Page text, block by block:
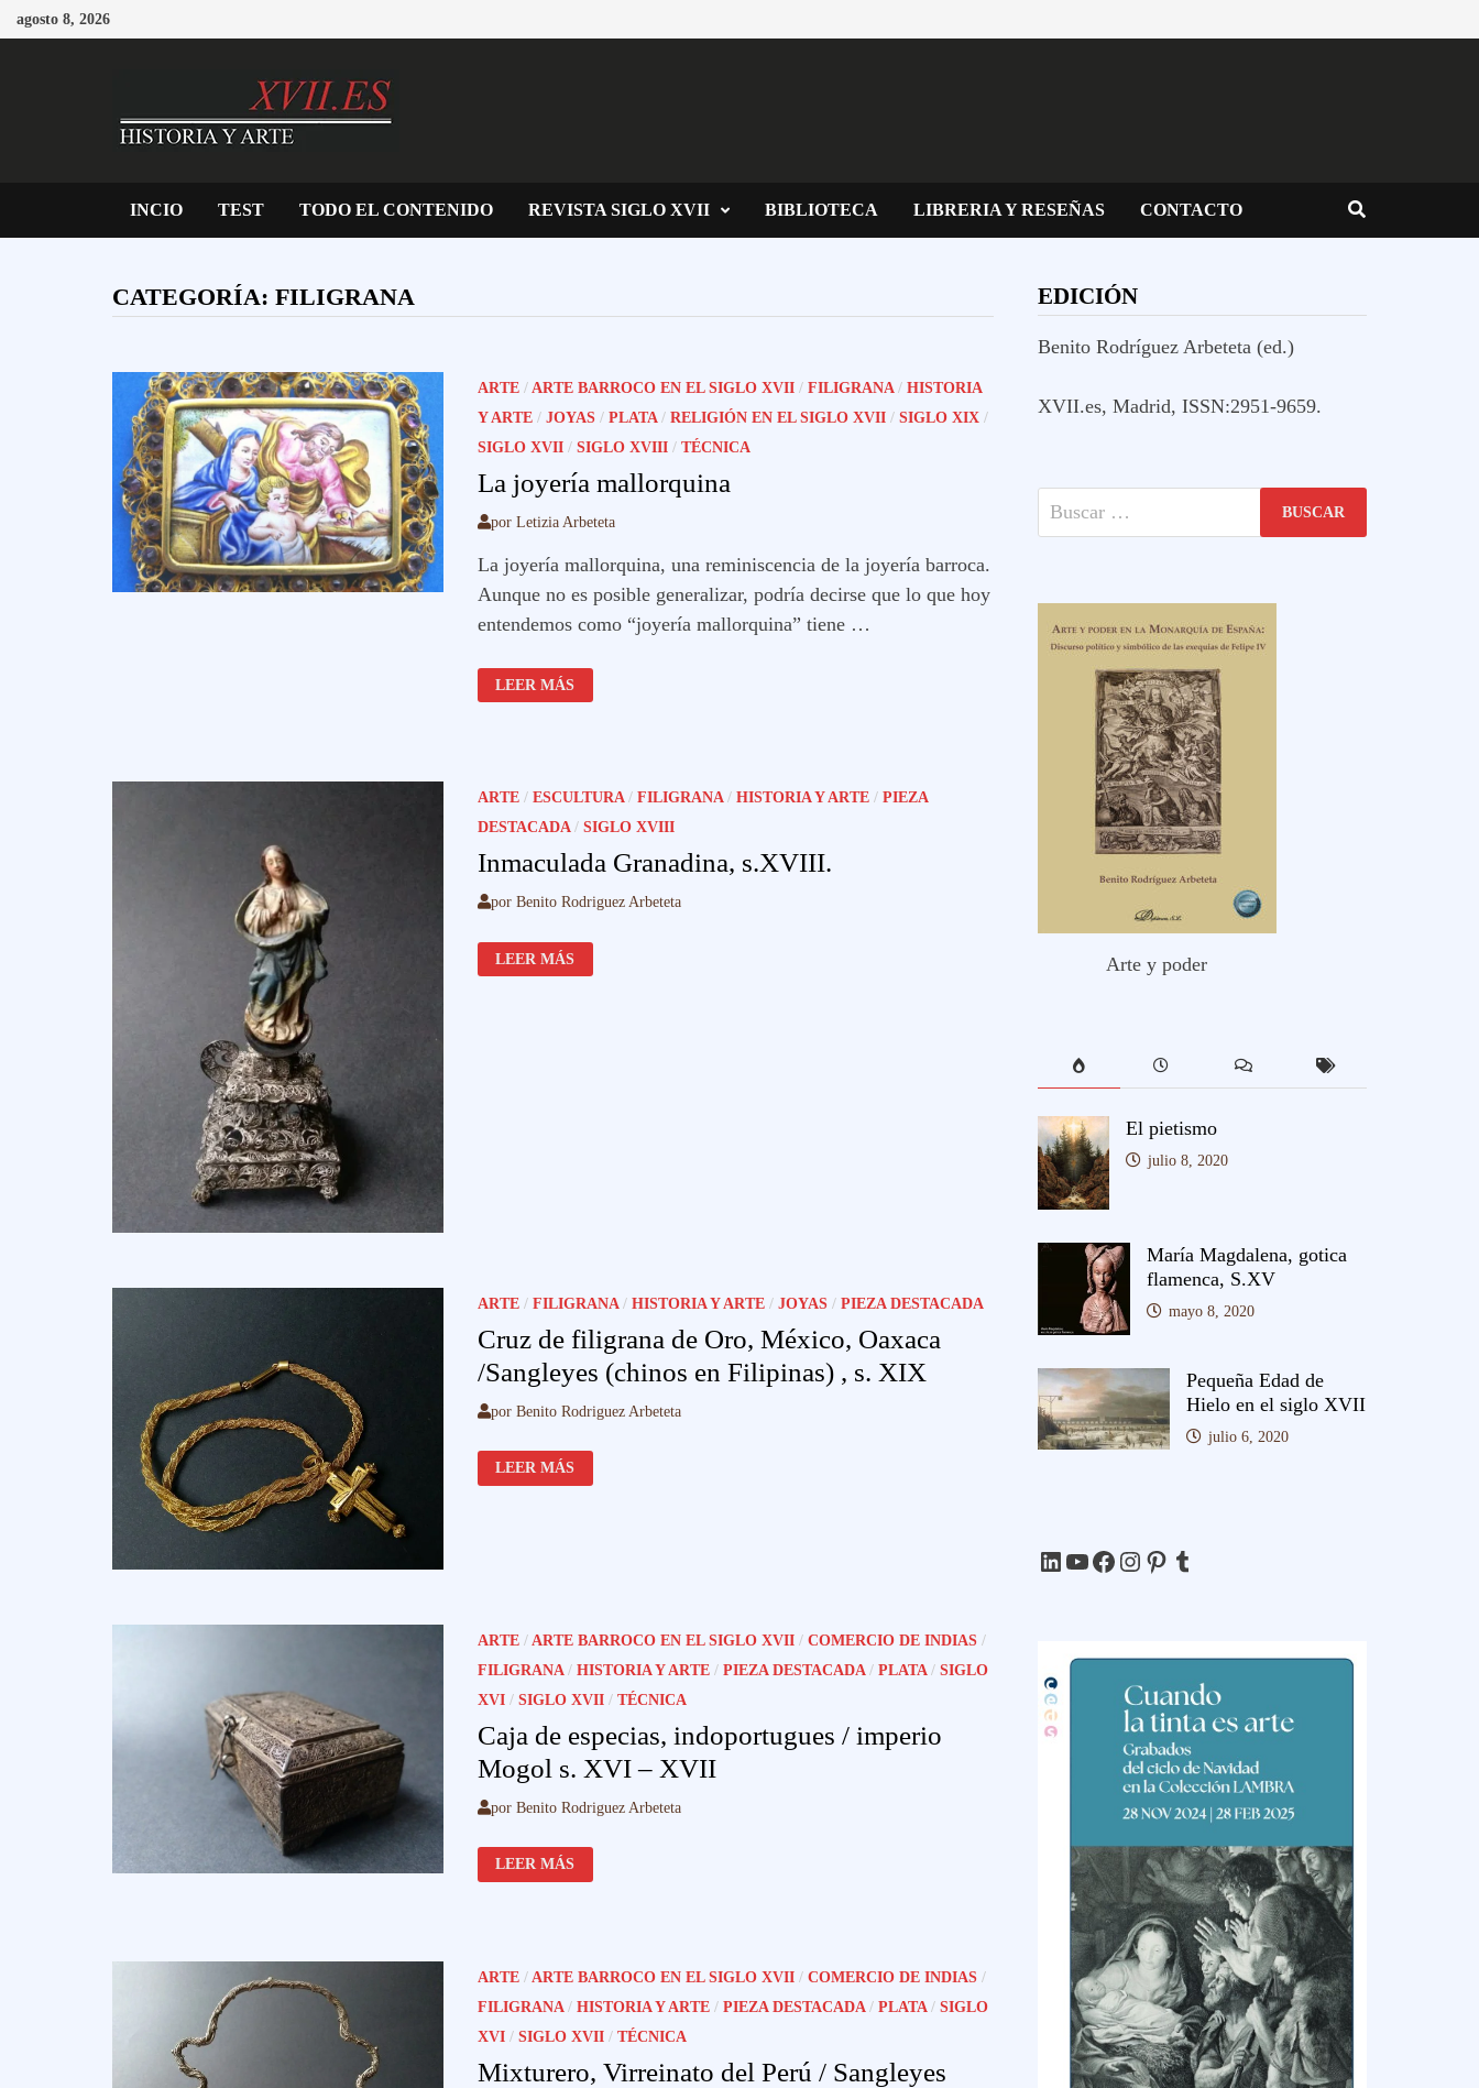
Saltar
al
agosto 8, 2026
INCIO TEST TODO EL CONTENIDO REVISTA SIGLO XVII BIBLIOTECA LIBRERIA Y RESEÑAS CONTACTO
CATEGORÍA: FILIGRANA
ARTE/ ARTE BARROCO EN EL SIGLO XVII/ FILIGRANA/ HISTORIA
Y ARTE/ JOYAS/ PLATA/ RELIGIÓN EN EL SIGLO XVII/ SIGLO XIX/
SIGLO XVII/ SIGLO XVIII/ TÉCNICA
La joyería mallorquina
por Letizia Arbeteta
La joyería mallorquina, una reminiscencia de la joyería barroca.
Aunque no es posible generalizar, podría decirse que lo que hoy
entendemos como “joyería mallorquina” tiene …
LA
JOYERÍA
MALLORQUINA
LEER MÁS
ARTE/ ESCULTURA/ FILIGRANA/ HISTORIA Y ARTE/ PIEZA
DESTACADA/ SIGLO XVIII
Inmaculada Granadina, s.XVIII.
por Benito Rodriguez Arbeteta
INMACULADA
GRANADINA,
S.XVIII.
LEER MÁS
ARTE/ FILIGRANA/ HISTORIA Y ARTE/ JOYAS/ PIEZA DESTACADA
Cruz de filigrana de Oro, México, Oaxaca
/Sangleyes (chinos en Filipinas) , s. XIX
por Benito Rodriguez Arbeteta
CRUZ
DE
FILIGRANA
S.
LEER MÁS
ARTE/ ARTE BARROCO EN EL SIGLO XVII/ COMERCIO DE INDIAS/
FILIGRANA/ HISTORIA Y ARTE/ PIEZA DESTACADA/ PLATA/ SIGLO
XVI/ SIGLO XVII/ TÉCNICA
Caja de especias, indoportugues / imperio
Mogol s. XVI – XVII
por Benito Rodriguez Arbeteta
CAJA
DE
ESPECIAS,
XVI
XVII
LEER MÁS
ARTE/ ARTE BARROCO EN EL SIGLO XVII/ COMERCIO DE INDIAS/
FILIGRANA/ HISTORIA Y ARTE/ PIEZA DESTACADA/ PLATA/ SIGLO
XVI/ SIGLO XVII/ TÉCNICA
Mixturero, Virreinato del Perú / Sangleyes
EDICIÓN
Benito Rodríguez Arbeteta (ed.)
XVII.es, Madrid, ISSN:2951-9659.
Buscar:
Arte y poder
El pietismo
julio 8, 2020
María Magdalena, gotica
flamenca, S.XV
mayo 8, 2020
Pequeña Edad de
Hielo en el siglo XVII
julio 6, 2020
LinkedIn
YouTube
Facebook
Instagram
Pinterest
Tumblr